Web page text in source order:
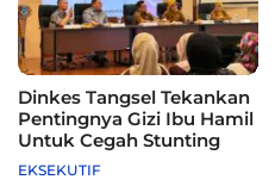
Dinkes Tangsel Tekankan
Pentingnya Gizi Ibu Hamil
Untuk Cegah Stunting
EKSEKUTIF